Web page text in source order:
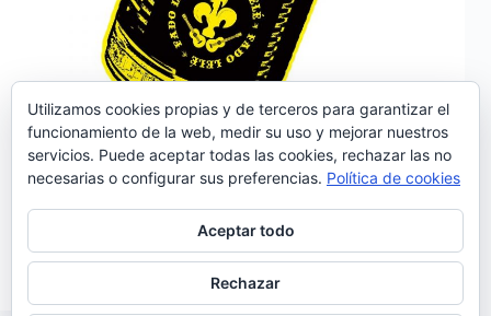
Fado Lelé presenta su segundo álbum «Pop
Gourmet». Fiel a sus raíces de world music el grupo
amplía ahora su concepto de base en un marco
supuestamente pop, a veces más festivo, a veces más
introspectivo, ilustrando diferentes facetas de…
Noemí Sánchez
08/04/2020
Utilizamos cookies propias y de terceros para garantizar el
funcionamiento de la web, medir su uso y mejorar nuestros
servicios. Puede aceptar todas las cookies, rechazar las no
necesarias o configurar sus preferencias. Política de cookies
Aceptar todo
Rechazar